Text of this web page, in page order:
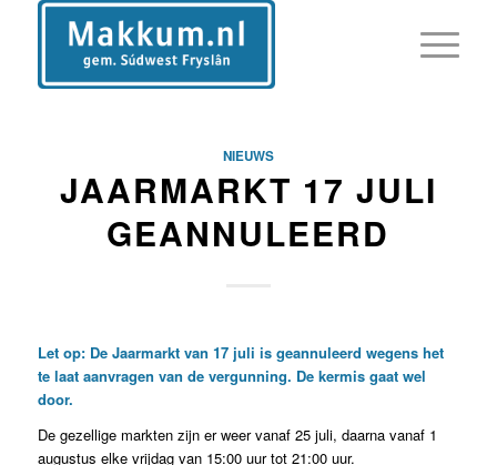
NIEUWS
JAARMARKT 17 JULI
GEANNULEERD
Let op: De Jaarmarkt van 17 juli is geannuleerd wegens het
te laat aanvragen van de vergunning. De kermis gaat wel
door.
De gezellige markten zijn er weer vanaf 25 juli, daarna vanaf 1
augustus elke vrijdag van 15:00 uur tot 21:00 uur.